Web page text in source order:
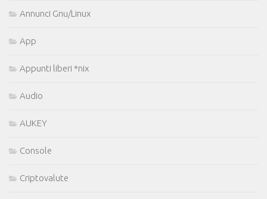
Annunci Gnu/Linux
App
Appunti liberi *nix
Audio
AUKEY
Console
Criptovalute